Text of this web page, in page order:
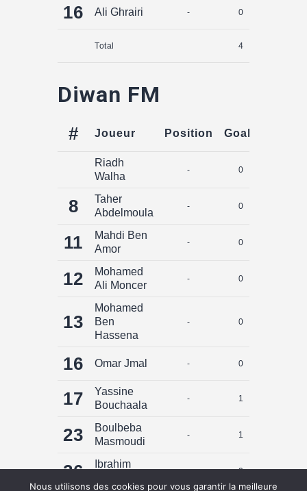
16 Ali Ghrairi - 0
Total 4
Diwan FM
# Joueur Position Goals
Riadh
Walha
- 0
8
Taher
Abdelmoula
- 0
11
Mahdi Ben
Amor
- 0
12
Mohamed
Ali Moncer
- 0
13
Mohamed
Ben
Hassena
- 0
16 Omar Jmal - 0
17
Yassine
Bouchaala
- 1
23
Boulbeba
Masmoudi
- 1
26
Ibrahim
- 0 0
Nous utilisons des cookies pour vous garantir la meilleure